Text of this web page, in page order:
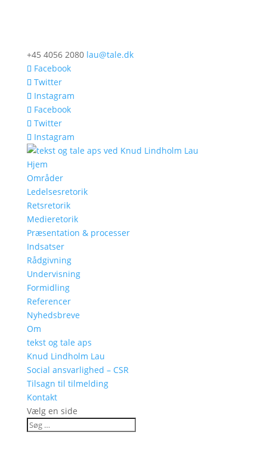
+45 4056 2080 lau@tale.dk
Facebook
Twitter
Instagram
Facebook
Twitter
Instagram
Hjem
Områder
Ledelsesretorik
Retsretorik
Medieretorik
Præsentation & processer
Indsatser
Rådgivning
Undervisning
Formidling
Referencer
Nyhedsbreve
Om
tekst og tale aps
Knud Lindholm Lau
Social ansvarlighed – CSR
Tilsagn til tilmelding
Kontakt
Vælg en side